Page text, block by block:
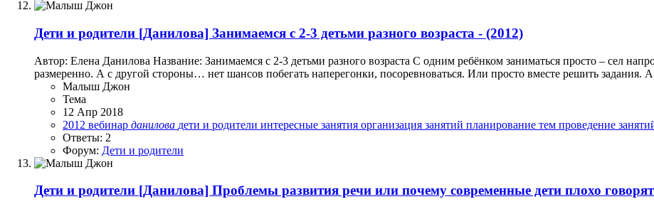
Дети и родители [Данилова] Занимаемся с 2-3 детьми разного возраста - (2012)
Автор: Елена Данилова Название: Занимаемся с 2-3 детьми разного возраста С одним ребёнком заниматься просто – сел
размеренно. А с другой стороны… нет шансов побегать наперегонки, посоревноваться. Или просто вместе решить задания.
Малыш Джон
Тема
12 Апр 2018
2012 вебинар данилова дети и родители интересные занятия организация занятий планирование тем проведение
Ответы: 2
Форум: Дети и родители
Дети и родители [Данилова] Проблемы развития речи или почему современные дети плохо